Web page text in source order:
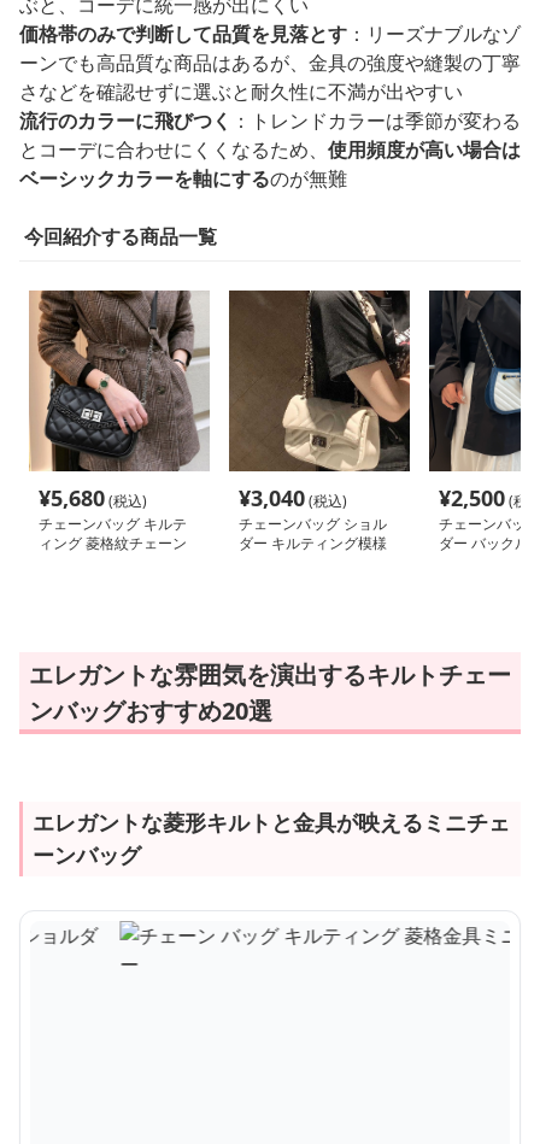
価格帯のみで判断して品質を見落とす ：リーズナブルなゾ
ーンでも高品質な商品はあるが、金具の強度や縫製の丁寧
さなどを確認せずに選ぶと耐久性に不満が出やすい
流行のカラーに飛びつく ：トレンドカラーは季節が変わる
とコーデに合わせにくくなるため、 使用頻度が高い場合は
ベーシックカラーを軸にするのが無難
今回紹介する商品一覧
¥5,680(税込)
チェーンバッグ キルテ
ィング 菱格紋チェーン
¥3,040(税込)
チェーンバッグ ショル
ダー キルティング模様
¥2,500(税
チェーンバッ
ダー バックル
エレガントな雰囲気を演出するキルトチェー
ンバッグおすすめ20選
エレガントな菱形キルトと金具が映えるミニチェ
ーンバッグ